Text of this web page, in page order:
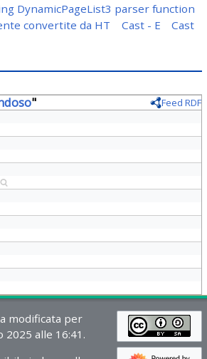
DynamicPageList3 parser function
convertite da HT
Cast - E Cast
"
Feed RDF
modificata per
2025 alle 16:41.